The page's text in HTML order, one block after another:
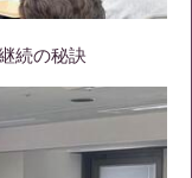
続の秘訣